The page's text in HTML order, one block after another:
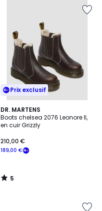
Prix exclusif
DR. MARTENS
Boots chelsea 2076 Leonore II,
en cuir Grizzly
189,00 €
210,00 €
5
/
5
5
/